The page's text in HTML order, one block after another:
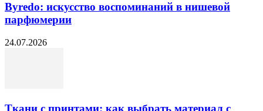
Byredo: искусство воспоминаний в нишевой
парфюмерии
24.07.2026
Ткани с принтами: как выбрать материал с